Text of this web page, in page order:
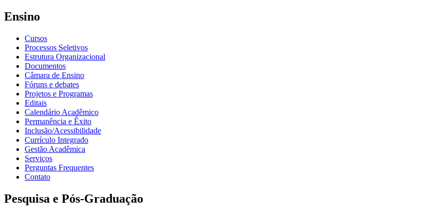
Ensino
Cursos
Processos Seletivos
Estrutura Organizacional
Documentos
Câmara de Ensino
Fóruns e debates
Projetos e Programas
Editais
Calendário Acadêmico
Permanência e Êxito
Inclusão/Acessibilidade
Currículo Integrado
Gestão Acadêmica
Serviços
Perguntas Frequentes
Contato
Pesquisa e Pós-Graduação